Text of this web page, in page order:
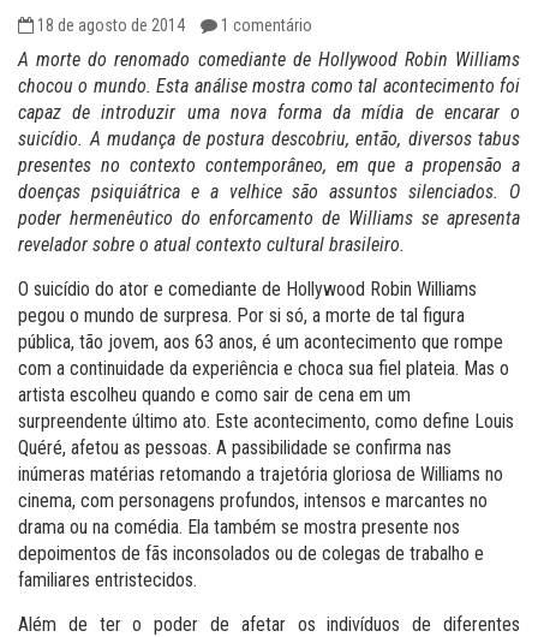
18 de agosto de 2014 1 comentário
A morte do renomado comediante de Hollywood Robin Williams
chocou o mundo. Esta análise mostra como tal acontecimento foi
capaz de introduzir uma nova forma da mídia de encarar o
suicídio. A mudança de postura descobriu, então, diversos tabus
presentes no contexto contemporâneo, em que a propensão a
doenças psiquiátrica e a velhice são assuntos silenciados. O
poder hermenêutico do enforcamento de Williams se apresenta
revelador sobre o atual contexto cultural brasileiro.
O suicídio do ator e comediante de Hollywood Robin Williams
pegou o mundo de surpresa. Por si só, a morte de tal figura
pública, tão jovem, aos 63 anos, é um acontecimento que rompe
com a continuidade da experiência e choca sua fiel plateia. Mas o
artista escolheu quando e como sair de cena em um
surpreendente último ato. Este acontecimento, como define Louis
Quéré, afetou as pessoas. A passibilidade se confirma nas
inúmeras matérias retomando a trajetória gloriosa de Williams no
cinema, com personagens profundos, intensos e marcantes no
drama ou na comédia. Ela também se mostra presente nos
depoimentos de fãs inconsolados ou de colegas de trabalho e
familiares entristecidos.
Além de ter o poder de afetar os indivíduos de diferentes